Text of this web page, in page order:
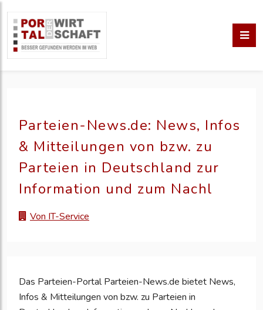
Parteien-News.de: News, Infos
& Mitteilungen von bzw. zu
Parteien in Deutschland zur
Information und zum Nachl
Von IT-Service
Das Parteien-Portal Parteien-News.de bietet News,
Infos & Mitteilungen von bzw. zu Parteien in